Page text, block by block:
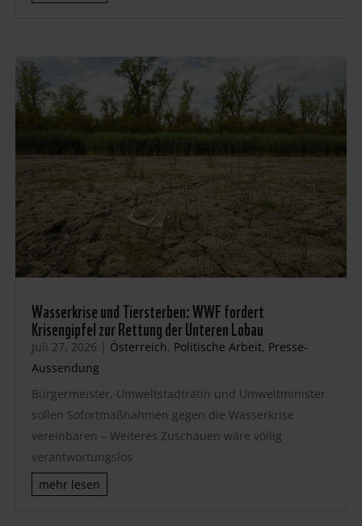
Wasserkrise und Tiersterben: WWF fordert
Krisengipfel zur Rettung der Unteren Lobau
Juli 27, 2026 | Österreich, Politische Arbeit, Presse-
Aussendung
Bürgermeister, Umweltstadträtin und Umweltminister
sollen Sofortmaßnahmen gegen die Wasserkrise
vereinbaren – Weiteres Zuschauen wäre völlig
verantwortungslos
mehr lesen